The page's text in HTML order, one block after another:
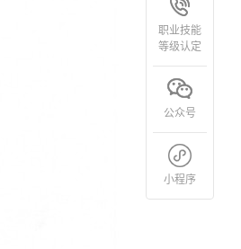
职业技能
等级认定
公众号
小程序